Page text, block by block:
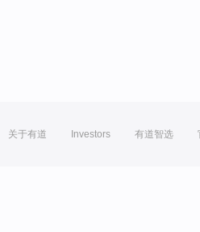
关于有道 Investors 有道智选